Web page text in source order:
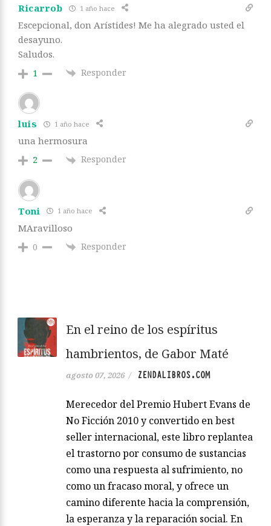
Ricarrob 1 año hace
Escepcional, don Arístides! Me ha alegrado usted el
desayuno.
Saludos.
1 Responder
luis 1 año hace
una hermosura
2 Responder
Toni 1 año hace
MAravilloso
0 Responder
En el reino de los espíritus
hambrientos, de Gabor Maté
agosto 07, 2026 / ZENDALIBROS.COM
Merecedor del Premio Hubert Evans de
No Ficción 2010 y convertido en best
seller internacional, este libro replantea
el trastorno por consumo de sustancias
como una respuesta al sufrimiento, no
como un fracaso moral, y ofrece un
camino diferente hacia la comprensión,
la esperanza y la reparación social. En